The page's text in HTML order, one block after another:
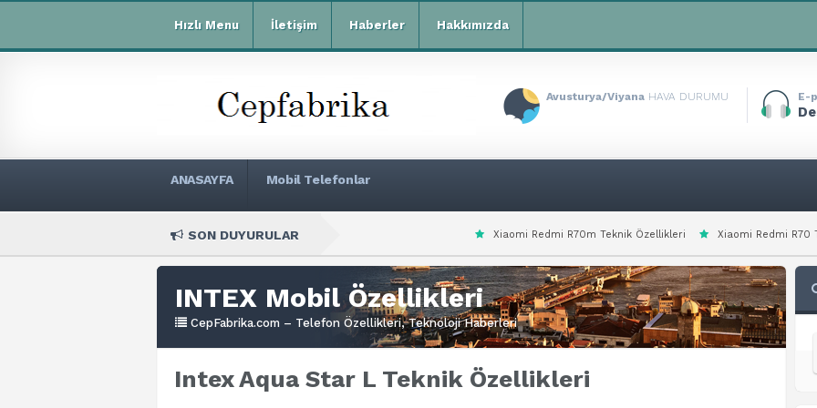
Hızlı Menu İletişim Haberler Hakkımızda
Avusturya/Viyana HAVA DURUMU E-
ANASAYFA Mobil Telefonlar
SON DUYURULAR Xiaomi Redmi R70m Teknik Özellikleri Xiaomi Redmi R70 Teknik Özellikleri
INTEX Mobil Özellikleri
CepFabrika.com – Telefon Özellikleri, Teknoloji Haberleri
Intex Aqua Star L Teknik Özellikleri